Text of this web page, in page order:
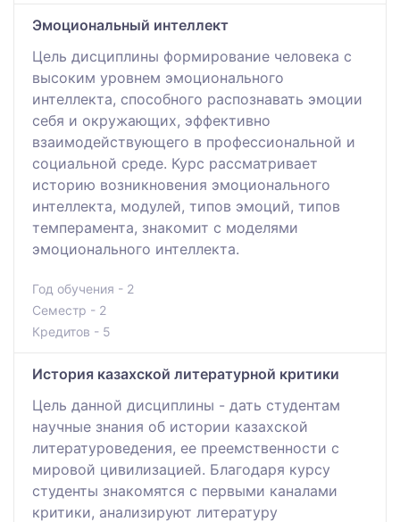
Эмоциональный интеллект
Цель дисциплины формирование человека с
высоким уровнем эмоционального
интеллекта, способного распознавать эмоции
себя и окружающих, эффективно
взаимодействующего в профессиональной и
социальной среде. Курс рассматривает
историю возникновения эмоционального
интеллекта, модулей, типов эмоций, типов
темперамента, знакомит с моделями
эмоционального интеллекта.
Год обучения - 2
Семестр - 2
Кредитов - 5
История казахской литературной критики
Цель данной дисциплины - дать студентам
научные знания об истории казахской
литературоведения, ее преемственности с
мировой цивилизацией. Благодаря курсу
студенты знакомятся с первыми каналами
критики, анализируют литературу